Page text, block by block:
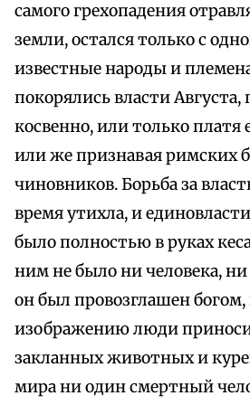
самого грехопадения
земли, остался только с
известные народы и
покорялись власти
косвенно, или только платя
или же признавая римских
чиновников. Борьба за
время утихла, и
было полностью в руках
ним не было ни человека, ни
он был провозглашен богом,
изображению люди
закланных животных и
мира ни один смертный